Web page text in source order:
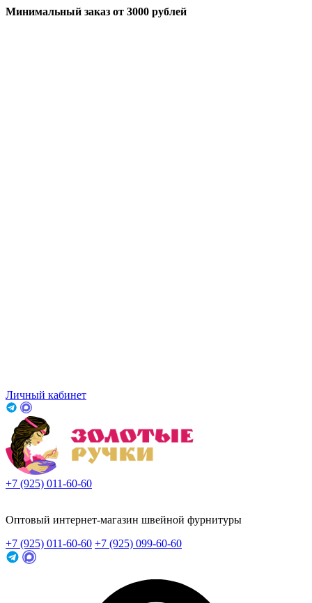
Минимальный заказ от 3000 рублей
Личный кабинет
+7 (925) 011-60-60
Оптовый интернет-магазин швейной фурнитуры
+7 (925) 011-60-60 +7 (925) 099-60-60